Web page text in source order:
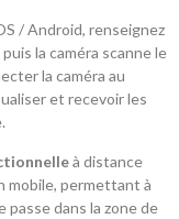
/ Android, renseignez
la caméra scanne le
la caméra au
et recevoir les
à distance
mobile, permettant à
dans la zone de